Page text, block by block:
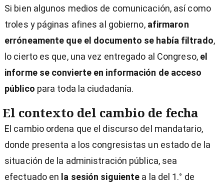
Si bien algunos medios de comunicación, así como
troles y páginas afines al gobierno, afirmaron
erróneamente que el documento se había filtrado,
lo cierto es que, una vez entregado al Congreso, el
informe se convierte en información de acceso
público para toda la ciudadanía.
El contexto del cambio de fecha
El cambio ordena que el discurso del mandatario,
donde presenta a los congresistas un estado de la
situación de la administración pública, sea
efectuado en la sesión siguiente a la del 1.° de